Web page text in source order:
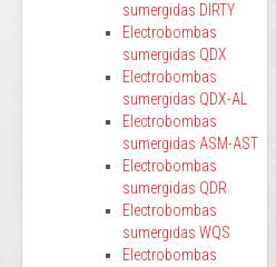
sumergidas DIRTY
Electrobombas
sumergidas QDX
Electrobombas
sumergidas QDX-AL
Electrobombas
sumergidas ASM-AST
Electrobombas
sumergidas QDR
Electrobombas
sumergidas WQS
Electrobombas